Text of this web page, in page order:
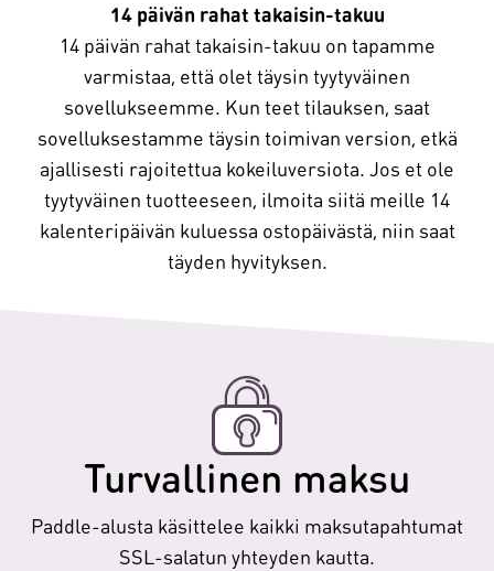
14 päivän rahat takaisin-takuu
14 päivän rahat takaisin-takuu on tapamme
varmistaa, että olet täysin tyytyväinen
sovellukseemme. Kun teet tilauksen, saat
sovelluksestamme täysin toimivan version, etkä
ajallisesti rajoitettua kokeiluversiota. Jos et ole
tyytyväinen tuotteeseen, ilmoita siitä meille 14
kalenteripäivän kuluessa ostopäivästä, niin saat
täyden hyvityksen.
Turvallinen maksu
Paddle-alusta käsittelee kaikki maksutapahtumat
SSL-salatun yhteyden kautta.